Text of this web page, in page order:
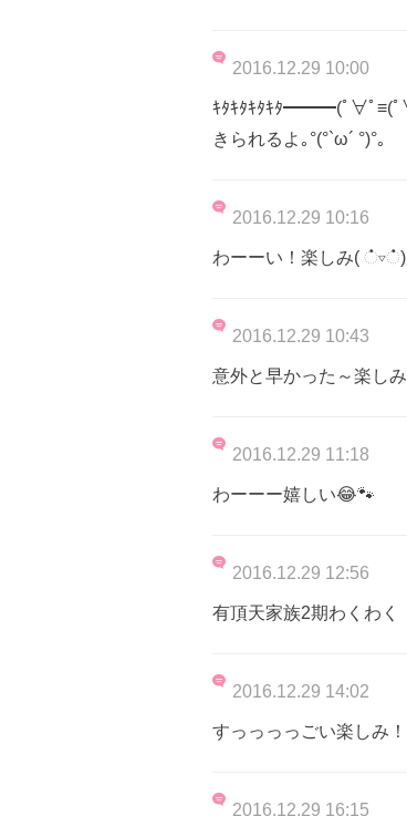
2016.12.29 10:00
ｷﾀｷﾀｷﾀｷﾀ━━━(ﾟ∀ﾟ≡(
きられるよ｡°(°`ω´ °)°｡
2016.12.29 10:16
わーーい！楽しみ( ்▿்)
2016.12.29 10:43
意外と早かった～楽し
2016.12.29 11:18
わーーー嬉しい😂🐾
2016.12.29 12:56
有頂天家族2期わくわく
2016.12.29 14:02
すっっっっごい楽しみ！
2016.12.29 16:15